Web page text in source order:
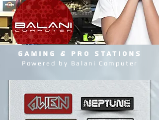
GAMING & PRO STATIONS
Powered by Balani Computer